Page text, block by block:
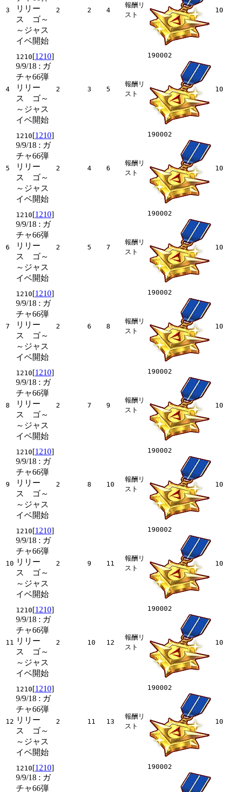
3
リリー
ス ゴ～
～ジャス
イベ開始
2 2 4
報酬リ
スト
10
4
1210[1210]
9/9/18 : ガ
チャ66弾
リリー
ス ゴ～
～ジャス
イベ開始
2 3 5
報酬リ
スト
190002
10
5
1210[1210]
9/9/18 : ガ
チャ66弾
リリー
ス ゴ～
～ジャス
イベ開始
2 4 6
報酬リ
スト
190002
10
6
1210[1210]
9/9/18 : ガ
チャ66弾
リリー
ス ゴ～
～ジャス
イベ開始
2 5 7
報酬リ
スト
190002
10
7
1210[1210]
9/9/18 : ガ
チャ66弾
リリー
ス ゴ～
～ジャス
イベ開始
2 6 8
報酬リ
スト
190002
10
8
1210[1210]
9/9/18 : ガ
チャ66弾
リリー
ス ゴ～
～ジャス
イベ開始
2 7 9
報酬リ
スト
190002
10
9
1210[1210]
9/9/18 : ガ
チャ66弾
リリー
ス ゴ～
～ジャス
イベ開始
2 8 10
報酬リ
スト
190002
10
10
1210[1210]
9/9/18 : ガ
チャ66弾
リリー
ス ゴ～
～ジャス
イベ開始
2 9 11
報酬リ
スト
190002
10
11
1210[1210]
9/9/18 : ガ
チャ66弾
リリー
ス ゴ～
～ジャス
イベ開始
2 10 12
報酬リ
スト
190002
10
12
1210[1210]
9/9/18 : ガ
チャ66弾
リリー
ス ゴ～
～ジャス
イベ開始
2 11 13
報酬リ
スト
190002
10
1210[1210]
9/9/18 : ガ
チャ66弾
190002